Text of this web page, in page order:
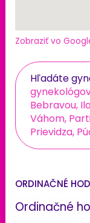
Zobraziť vo
Hľadáte
Bebravou,
Váhom,
Prievidza,
ORDINAČNÉ
Ordinačné